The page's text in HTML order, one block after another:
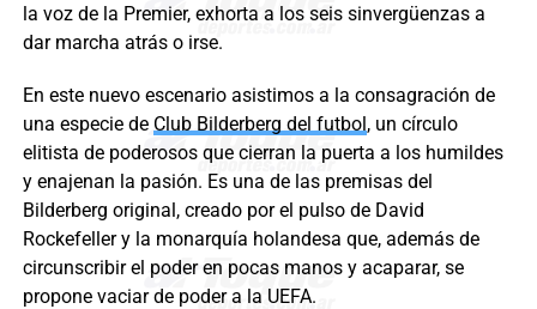
la voz de la Premier, exhorta a los seis sinvergüenzas a
dar marcha atrás o irse.
En este nuevo escenario asistimos a la consagración de
una especie de Club Bilderberg del futbol, un círculo
elitista de poderosos que cierran la puerta a los humildes
y enajenan la pasión. Es una de las premisas del
Bilderberg original, creado por el pulso de David
Rockefeller y la monarquía holandesa que, además de
circunscribir el poder en pocas manos y acaparar, se
propone vaciar de poder a la UEFA.